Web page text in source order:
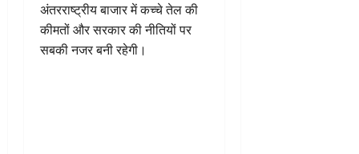
अंतरराष्ट्रीय बाजार में कच्चे तेल की
कीमतों और सरकार की नीतियों पर
सबकी नजर बनी रहेगी।